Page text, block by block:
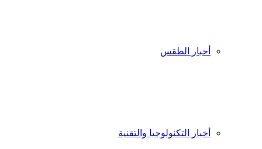
أخبار الطقس
أخبار التكنولوجيا والتقنية